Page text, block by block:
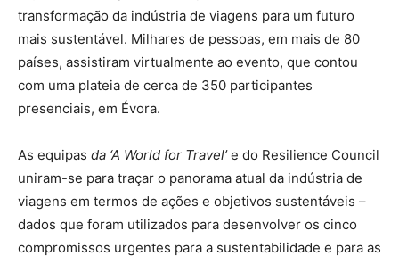
transformação da indústria de viagens para um futuro
mais sustentável. Milhares de pessoas, em mais de 80
países, assistiram virtualmente ao evento, que contou
com uma plateia de cerca de 350 participantes
presenciais, em Évora.
As equipas da ‘A World for Travel’e do Resilience Council
uniram-se para traçar o panorama atual da indústria de
viagens em termos de ações e objetivos sustentáveis –
dados que foram utilizados para desenvolver os cinco
compromissos urgentes para a sustentabilidade e para as